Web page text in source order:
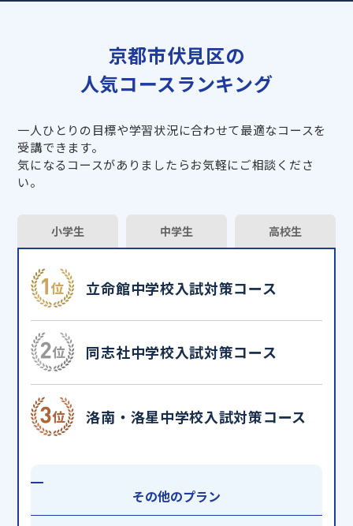
京都市伏見区の
人気コースランキング
一人ひとりの目標や学習状況に合わせて最適なコースを
受講できます。
気になるコースがありましたらお気軽にご相談くださ
い。
小学生 中学生 高校生
立命館中学校入試対策コース
同志社中学校入試対策コース
洛南・洛星中学校入試対策コース
その他のプラン